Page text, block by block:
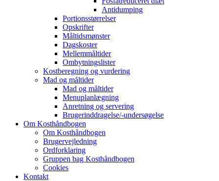
Antidumping
Portionsstørrelser
Opskrifter
Måltidsmønster
Dagskoster
Mellemmåltider
Ombytningslister
Kostberegning og vurdering
Mad og måltider
Mad og måltider
Menuplanlægning
Anretning og servering
Brugerinddragelse/-undersøgelse
Om Kosthåndbogen
Om Kosthåndbogen
Brugervejledning
Ordforklaring
Gruppen bag Kosthåndbogen
Cookies
Kontakt